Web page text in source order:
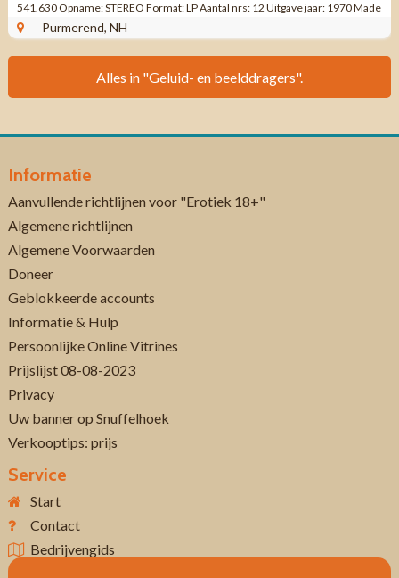
541.630 Opname: STEREO Format: LP Aantal nrs: 12 Uitgave jaar: 1970 Made
in HOLLAND ...
Purmerend, NH
Alles in "Geluid- en beelddragers".
Informatie
Aanvullende richtlijnen voor "Erotiek 18+"
Algemene richtlijnen
Algemene Voorwaarden
Doneer
Geblokkeerde accounts
Informatie & Hulp
Persoonlijke Online Vitrines
Prijslijst 08-08-2023
Privacy
Uw banner op Snuffelhoek
Verkooptips: prijs
Service
Start
Contact
Bedrijvengids